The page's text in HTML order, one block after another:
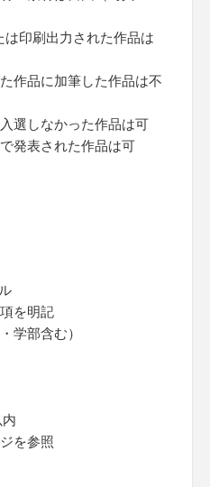
印刷出力された作品は
作品に加筆した作品は不
選しなかった作品は可
発表された作品は可
を明記
学部含む）
を参照